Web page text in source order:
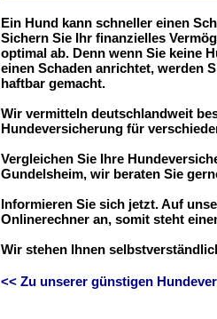
Ein Hund kann schneller einen
Sichern Sie Ihr finanzielles
optimal ab. Denn wenn Sie keine
einen Schaden anrichtet, werden
haftbar gemacht.
Wir vermitteln deutschlandweit
Hundeversicherung für
Vergleichen Sie Ihre
Gundelsheim, wir beraten Sie
Informieren Sie sich jetzt. Auf
Onlinerechner an, somit steht
Wir stehen Ihnen
<< Zu unserer günstigen